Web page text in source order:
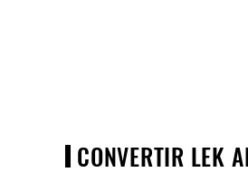
CONVERTIR LEK